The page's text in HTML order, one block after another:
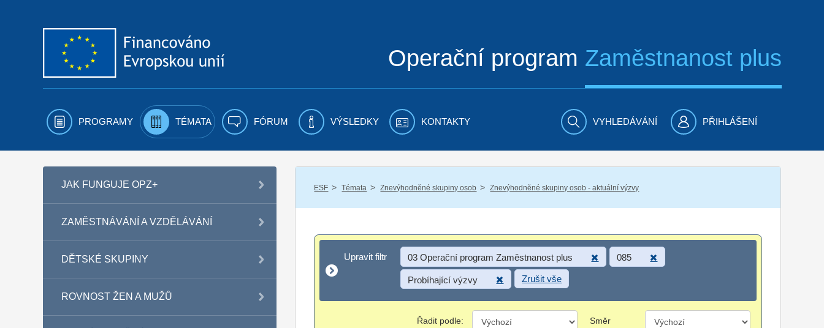
Operační program Zaměstnanost plus
PROGRAMY TÉMATA FÓRUM VÝSLEDKY KONTAKTY VYHLEDÁVÁNÍ PŘIHLÁŠENÍ
JAK FUNGUJE OPZ+
ZAMĚSTNÁVÁNÍ A VZDĚLÁVÁNÍ
DĚTSKÉ SKUPINY
ROVNOST ŽEN A MUŽŮ
ESF / Témata / Znevýhodněné skupiny osob / Znevýhodněné skupiny osob - aktuální výzvy
Upravit filtr
Upravit filtr 03 Operační program Zaměstnanost plus 085
Probíhající výzvy Zrušit vše
Řadit podle: Směr